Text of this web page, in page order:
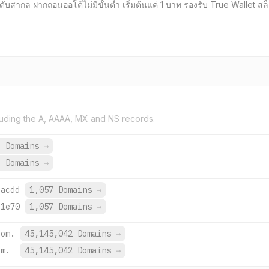
บสากล ฝากถอนออโต้ไม่มีขั้นต่ำ เริ่มต้นแค่ 1 บาท รองรับ True Wallet
the A, AAAA, MX and NS records.
Domains →
Domains →
1,057 Domains →
1,057 Domains →
45,145,042 Domains →
45,145,042 Domains →